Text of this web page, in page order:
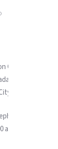
Celtics,
con sendas
Curry y el
a los Thunder